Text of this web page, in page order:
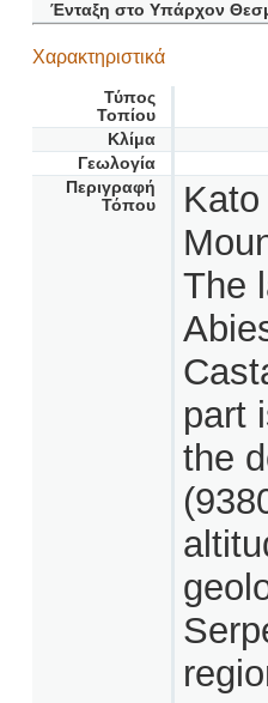
Ένταξη στο Υπάρχον
Χαρακτηριστικά
Τύπος
Τοπίου
Κλίμα
Γεωλογία
Περιγραφή
Τόπου
The
part
the